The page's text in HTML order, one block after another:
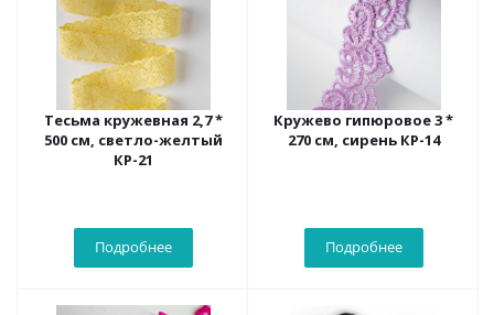
Тесьма кружевная 2,7 *
500 см, светло-желтый
КР-21
Подробнее
Кружево гипюровое 3 *
270 см, сирень КР-14
Подробнее